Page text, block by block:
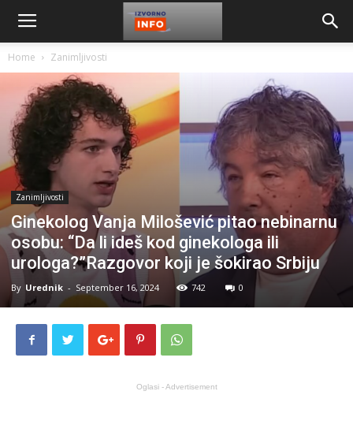
Home Zanimljivosti
Zanimljivosti
Ginekolog Vanja Milošević pitao nebinarnu
osobu: “Da li ideš kod ginekologa ili
urologa?”Razgovor koji je šokirao Srbiju
By Urednik - September 16, 2024 742 0
Oglasi - Advertisement